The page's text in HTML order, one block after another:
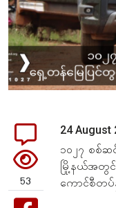
53
24 August
၁၀၂၇ စစ်ဆ
မြို့နယ်အတွ
ကောင်စီတ